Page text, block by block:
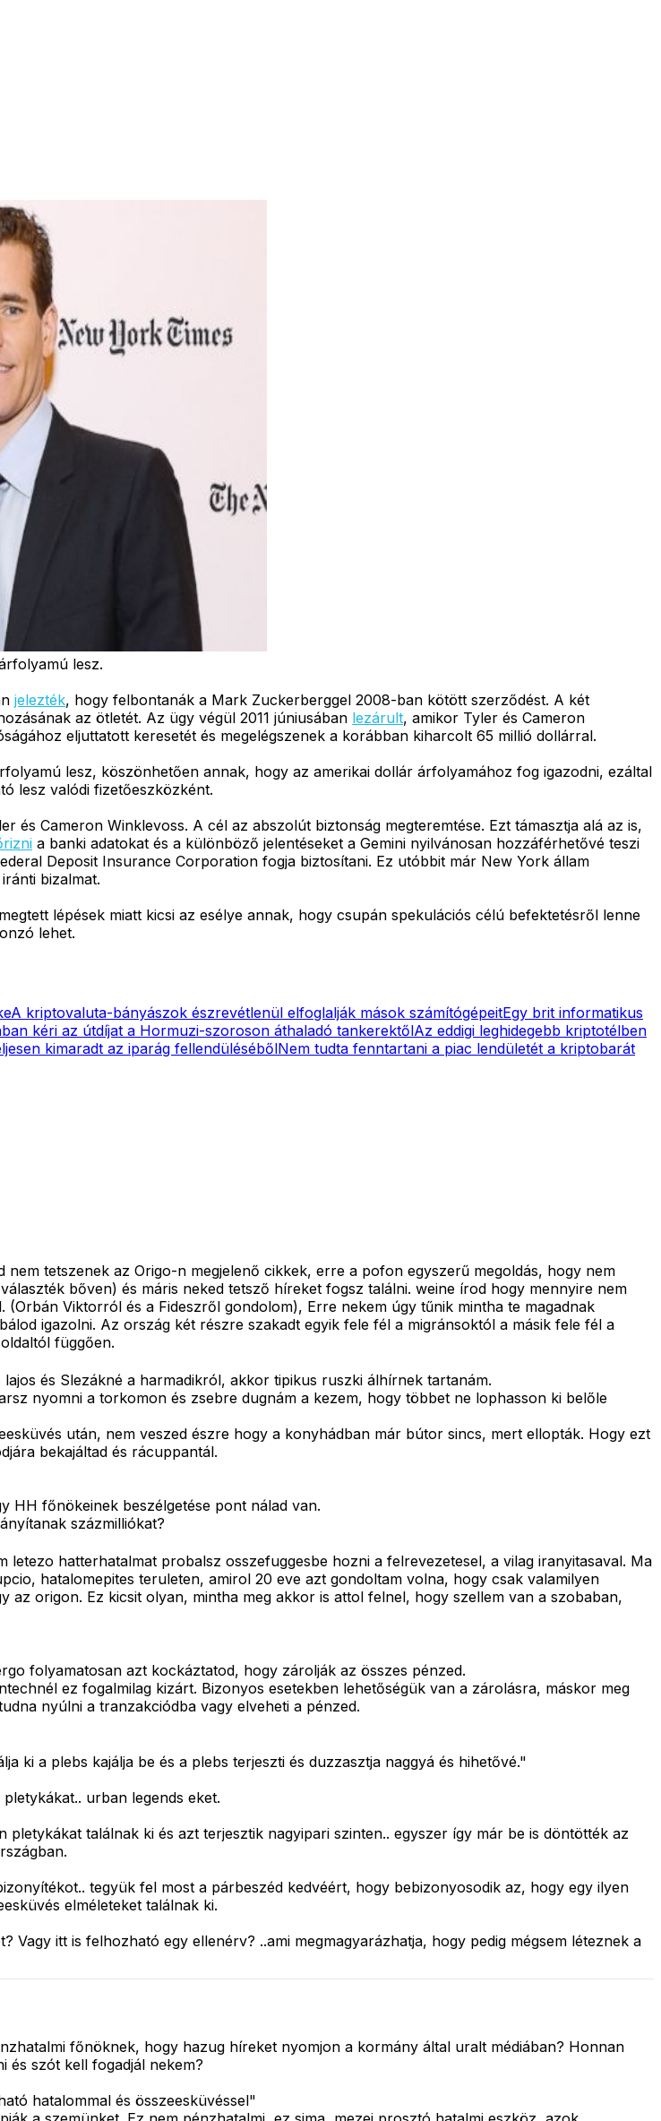
lesz.
jelezték, hogy felbontanák a Mark Zuckerberggel 2008-ban kötött szerződést. A két
az ötletét. Az ügy végül 2011 júniusában lezárult, amikor Tyler és Cameron
eljuttatott keresetét és megelégszenek a korábban kiharcolt 65 millió dollárral.
lesz, köszönhetően annak, hogy az amerikai dollár árfolyamához fog igazodni, ezáltal
lesz valódi fizetőeszközként.
és Cameron Winklevoss. A cél az abszolút biztonság megteremtése. Ezt támasztja alá az is,
a banki adatokat és a különböző jelentéseket a Gemini nyilvánosan hozzáférhetővé teszi
Deposit Insurance Corporation fogja biztosítani. Ez utóbbit már New York állam
bizalmat.
lépések miatt kicsi az esélye annak, hogy csupán spekulációs célú befektetésről lenne
lehet.
A kriptovaluta-bányászok észrevétlenül elfoglalják mások számítógépeitEgy brit informatikus
kéri az útdíjat a Hormuzi-szoroson áthaladó tankerektőlAz eddigi leghidegebb kriptotélben
kimaradt az iparág fellendülésébőlNem tudta fenntartani a piac lendületét a kriptobarát
tetszenek az Origo-n megjelenő cikkek, erre a pofon egyszerű megoldás, hogy nem
bőven) és máris neked tetsző híreket fogsz találni. weine írod hogy mennyire nem
Viktorról és a Fideszről gondolom), Erre nekem úgy tűnik mintha te magadnak
igazolni. Az ország két részre szakadt egyik fele fél a migránsoktól a másik fele fél a
függően.
és Slezákné a harmadikról, akkor tipikus ruszki álhírnek tartanám.
nyomni a torkomon és zsebre dugnám a kezem, hogy többet ne lophasson ki belőle
után, nem veszed észre hogy a konyhádban már bútor sincs, mert ellopták. Hogy ezt
bekajáltad és rácuppantál.
HH főnökeinek beszélgetése pont nálad van.
százmilliókat?
hatterhatalmat probalsz osszefuggesbe hozni a felrevezetesel, a vilag iranyitasaval. Ma
hatalomepites teruleten, amirol 20 eve azt gondoltam volna, hogy csak valamilyen
az origon. Ez kicsit olyan, mintha meg akkor is attol felnel, hogy szellem van a szobaban,
folyamatosan azt kockáztatod, hogy zárolják az összes pénzed.
ez fogalmilag kizárt. Bizonyos esetekben lehetőségük van a zárolásra, máskor meg
nyúlni a tranzakciódba vagy elveheti a pénzed.
ki a plebs kajálja be és a plebs terjeszti és duzzasztja naggyá és hihetővé."
urban legends eket.
találnak ki és azt terjesztik nagyipari szinten.. egyszer így már be is döntötték az
tegyük fel most a párbeszéd kedvéért, hogy bebizonyosodik az, hogy egy ilyen
elméleteket találnak ki.
itt is felhozható egy ellenérv? ..ami megmagyarázhatja, hogy pedig mégsem léteznek a
főnöknek, hogy hazug híreket nyomjon a kormány által uralt médiában? Honnan
és szót kell fogadjál nekem?
hatalommal és összeesküvéssel"